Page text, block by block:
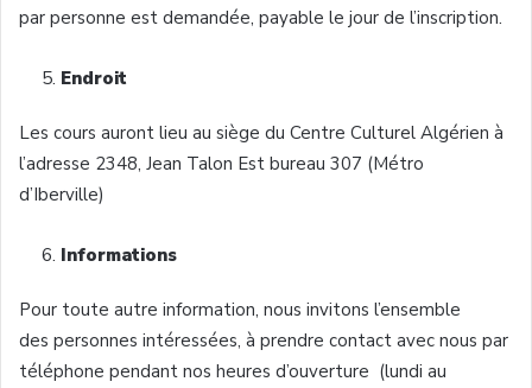
par personne est demandée, payable le jour de l’inscription.
Endroit
Les cours auront lieu au siège du Centre Culturel Algérien à
l’adresse 2348, Jean Talon Est bureau 307 (Métro
d’Iberville)
Informations
Pour toute autre information, nous invitons l’ensemble
des personnes intéressées, à prendre contact avec nous par
téléphone pendant nos heures d’ouverture (lundi au